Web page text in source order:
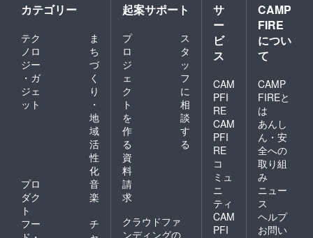
カテゴリー
テク
ノロ
ジー
・ガ
ジェ
ット
ま
ち
づ
く
り
・
地
域
活
性
化
プロ
ダク
ト
音
楽
フー
チ
起案サポート
プ
ロ
ジ
ェ
ク
ト
を
作
る
ス
タ
ッ
フ
に
相
談
す
る
資
料
請
求
クラウドファ
ンディングの
サ
ー
ビ
ス
CAM
PFI
RE
CAM
PFI
RE
コ
ミュ
ニ
ティ
CAM
PFI
CAMP
FIRE
につい
て
CAMP
FIREと
は
あんし
ん・安
全への
取り組
み
ニュー
ス
ヘルプ
お問い